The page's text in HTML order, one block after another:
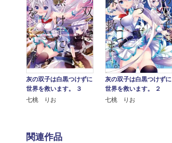
灰の双子は白黒つけずに
世界を救います。 ３
七桃 りお
灰の双子は白黒つけずに
世界を救います。 ２
七桃 りお
関連作品